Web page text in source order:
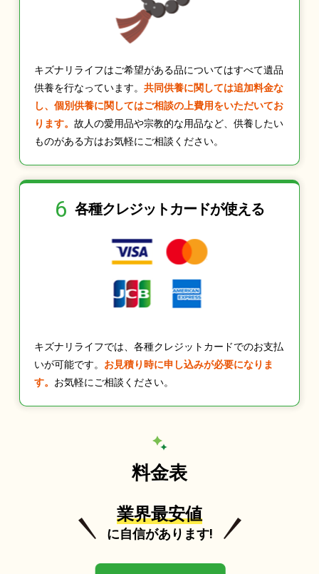
キズナリライフはご希望がある品についてはすべて遺品
供養を行なっています。 共同供養に関しては追加料金な
し、個別供養に関してはご相談の上費用をいただいてお
ります。 故人の愛用品や宗教的な用品など、供養したい
ものがある方はお気軽にご相談ください。
6 各種クレジットカードが使える
キズナリライフでは、各種クレジットカードでのお支払
いが可能です。 お見積り時に申し込みが必要になりま
す。 お気軽にご相談ください。
料金表
業界最安値
に自信があります!